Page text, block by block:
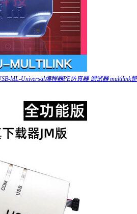
ML-Universal编程器PE仿真器 调试器 multilink整